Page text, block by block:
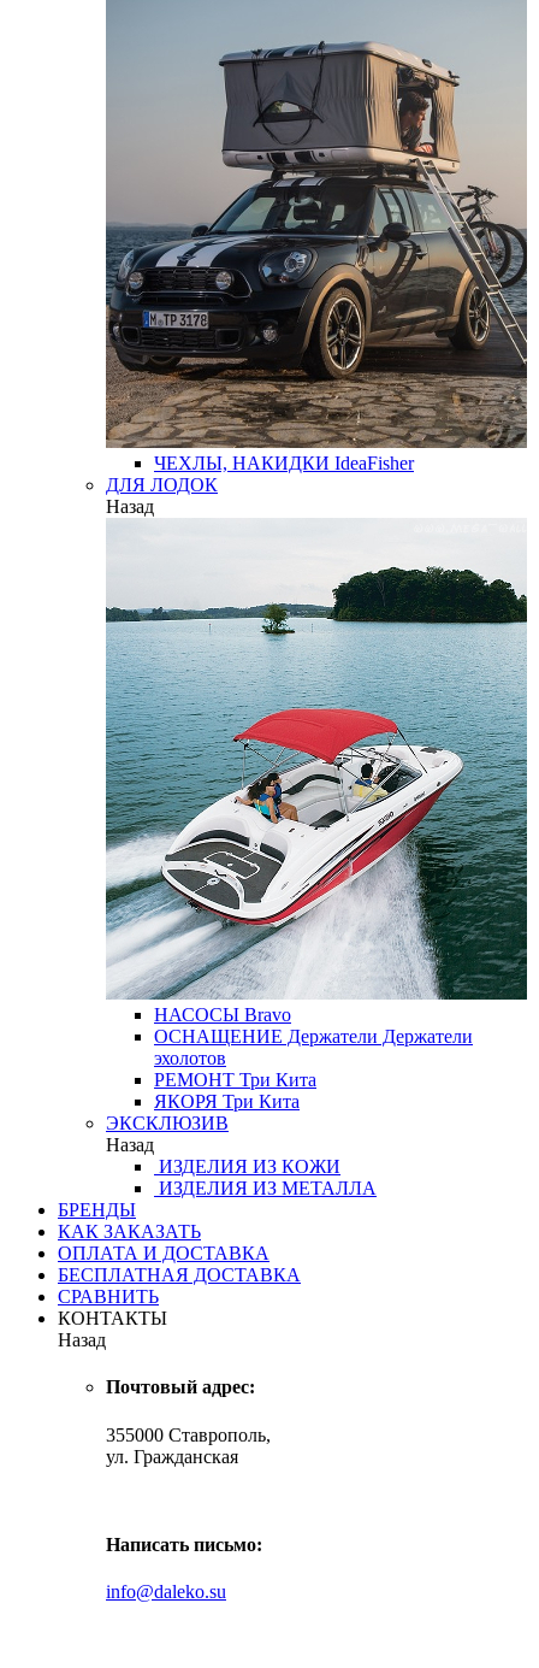
ЧЕХЛЫ, НАКИДКИ IdeaFisher
ДЛЯ ЛОДОК
Назад
НАСОСЫ Bravo
ОСНАЩЕНИЕ Держатели Держатели
эхолотов
РЕМОНТ Три Кита
ЯКОРЯ Три Кита
ЭКСКЛЮЗИВ
Назад
ИЗДЕЛИЯ ИЗ КОЖИ
ИЗДЕЛИЯ ИЗ МЕТАЛЛА
БРЕНДЫ
КАК ЗАКАЗАТЬ
ОПЛАТА И ДОСТАВКА
БЕСПЛАТНАЯ ДОСТАВКА
СРАВНИТЬ
КОНТАКТЫ
Назад
Почтовый адрес:
355000 Ставрополь,
ул. Гражданская
Написать письмо:
info@daleko.su